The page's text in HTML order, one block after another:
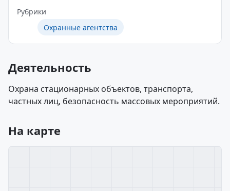
Рубрики
Охранные агентства
Деятельность
Охрана стационарных объектов, транспорта,
частных лиц, безопасность массовых мероприятий.
На карте